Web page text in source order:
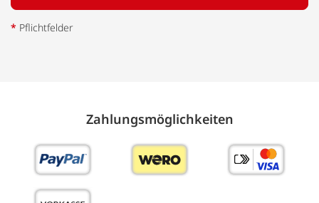
* Pflichtfelder
Zahlungs­möglich­keiten